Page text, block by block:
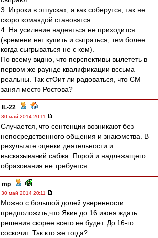
3. Игроки в отпусках, а как соберутся, так не
скоро командой становятся.
4. На усиление надеяться не приходится
(времени нет купить и сыграться, тем более
когда сыгрываться не с кем).
По всему видно, что перспективы вылететь в
первом же раунде квалификации весьма
реальны. Так стОит ли радоваться, что СМ
занял место Ростова?
IL-22 -
30 май 2014 20:11
Случается, что сентенции возникают без
непосредственного общения и знакомства. В
результате оценки деятельности и
высказываний сабжа. Порой и надлежащего
образования не требуется.
mp -
30 май 2014 20:11
Можно с большой долей уверенности
предположить,что Якин до 16 июня ждать
решения скорее всего не будет. До 16-го
соскочит. Так кто же тогда?